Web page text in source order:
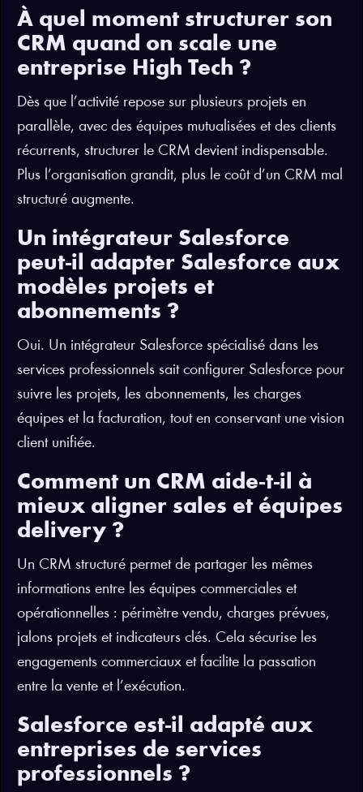
À quel moment structurer son
CRM quand on scale une
entreprise High Tech ?
Dès que l’activité repose sur plusieurs projets en
parallèle, avec des équipes mutualisées et des clients
récurrents, structurer le CRM devient indispensable.
Plus l’organisation grandit, plus le coût d’un CRM mal
structuré augmente.
Un intégrateur Salesforce
peut-il adapter Salesforce aux
modèles projets et
abonnements ?
Oui. Un intégrateur Salesforce spécialisé dans les
services professionnels sait configurer Salesforce pour
suivre les projets, les abonnements, les charges
équipes et la facturation, tout en conservant une vision
client unifiée.
Comment un CRM aide-t-il à
mieux aligner sales et équipes
delivery ?
Un CRM structuré permet de partager les mêmes
informations entre les équipes commerciales et
opérationnelles : périmètre vendu, charges prévues,
jalons projets et indicateurs clés. Cela sécurise les
engagements commerciaux et facilite la passation
entre la vente et l’exécution.
Salesforce est-il adapté aux
entreprises de services
professionnels ?